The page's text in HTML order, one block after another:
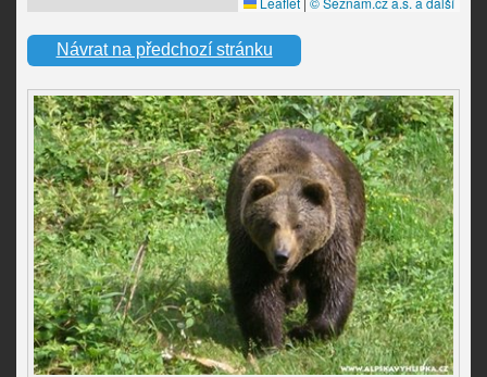
Návrat na předchozí stránku